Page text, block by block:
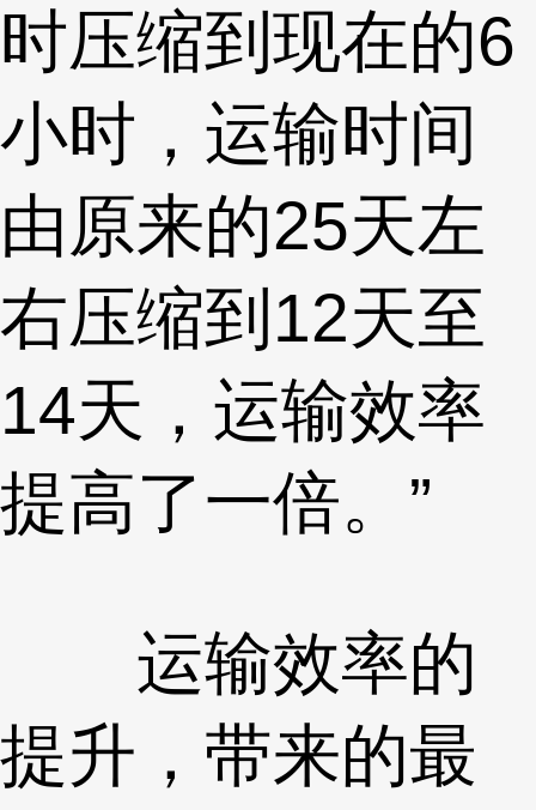
时压缩到现在的6
小时，运输时间
由原来的25天左
右压缩到12天至
14天，运输效率
提高了一倍。”
运输效率的
提升，带来的最